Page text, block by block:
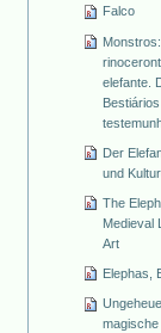
Falco
elefante.
Der
und
The
Medieval
Art
Elephas,